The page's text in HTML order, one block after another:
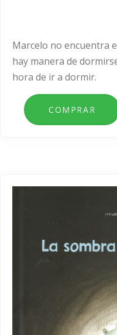
Marcelo no encuentra
hay manera de
hora de ir a dormir.